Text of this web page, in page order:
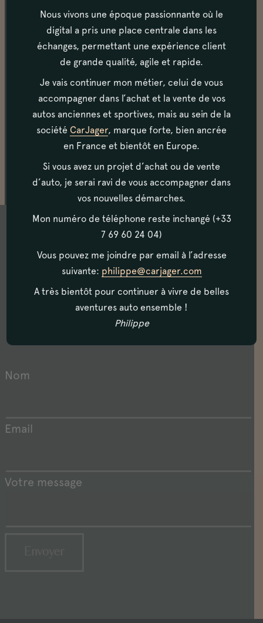
La voiture est en superbe état extérieur. Les chromes
sont très beaux, tout comme les roues . La peinture
est d’origine (épaisseurs de peinture vérifiées). On
note toutefois des micros-impacts sur le capot, à
Habitacle
L’intérieur de cette voiture est en superbe état
N’hésitez pas à nous contacter, et à venir
visiter notre showroom situé à Biarritz,
en plein coeur du Pays Basque.
De nombreux véhicules de collection vous
attendent !
Nom
Email
Votre message
Nous vivons une époque passionnante où le
digital a pris une place centrale dans les
échanges, permettant une expérience client
de grande qualité, agile et rapide.
Je vais continuer mon métier, celui de vous
accompagner dans l’achat et la vente de vos
autos anciennes et sportives, mais au sein de la
société CarJager, marque forte, bien ancrée
en France et bientôt en Europe.
Si vous avez un projet d’achat ou de vente
d’auto, je serai ravi de vous accompagner dans
vos nouvelles démarches.
Mon numéro de téléphone reste inchangé (+33
7 69 60 24 04)
Vous pouvez me joindre par email à l’adresse
suivante: philippe@carjager.com
A très bientôt pour continuer à vivre de belles
aventures auto ensemble !
Philippe